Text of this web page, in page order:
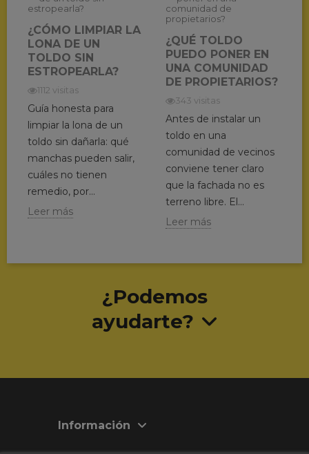
¿CÓMO LIMPIAR LA
LONA DE UN
TOLDO SIN
ESTROPEARLA?
1112 visitas
Guía honesta para
limpiar la lona de un
toldo sin dañarla: qué
manchas pueden salir,
cuáles no tienen
remedio, por...
Leer más
¿QUÉ TOLDO
PUEDO PONER EN
UNA COMUNIDAD
DE PROPIETARIOS?
343 visitas
Antes de instalar un
toldo en una
comunidad de vecinos
conviene tener claro
que la fachada no es
terreno libre. El...
Leer más
¿Podemos
ayudarte?
Información